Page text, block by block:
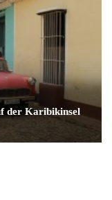
der Karibikinsel